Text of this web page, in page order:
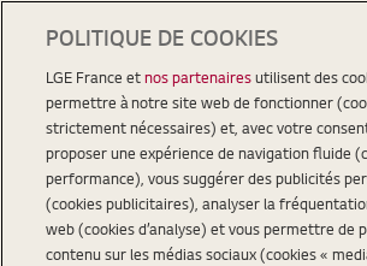
POLITIQUE DE COOKIES
LGE France etnos partenairesutilisent des
permettre à notre site web de fonctionner
strictement nécessaires) et, avec votre
proposer une expérience de navigation fluide
performance), vous suggérer des publicités
(cookies publicitaires), analyser la
web (cookies d’analyse) et vous permettre de
contenu sur les médias sociaux (cookies «